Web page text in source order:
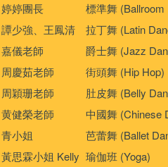
婷婷團長
譚少強、王鳳清
嘉儀老師
周慶茹老師
周穎珊老師
黄健榮老師
青小姐
黃思霖小姐 Kelly
標準舞 (Ballroom
拉丁舞 (Latin
爵士舞 (Jazz
街頭舞 (Hip Hop)
肚皮舞 (Belly
中國舞 (Chinese
芭蕾舞 (Ballet
瑜伽班 (Yoga)